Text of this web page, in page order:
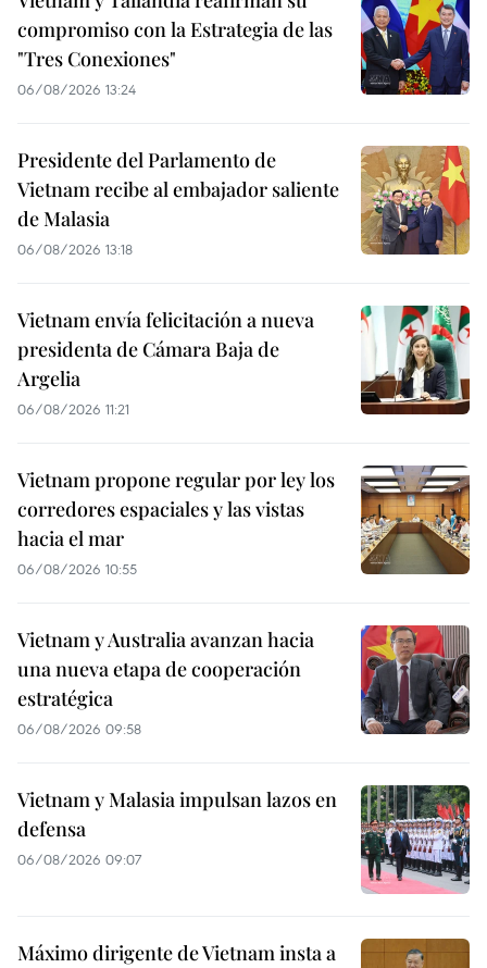
compromiso con la Estrategia de las
"Tres Conexiones"
06/08/2026 13:24
Presidente del Parlamento de
Vietnam recibe al embajador saliente
de Malasia
06/08/2026 13:18
Vietnam envía felicitación a nueva
presidenta de Cámara Baja de
Argelia
06/08/2026 11:21
Vietnam propone regular por ley los
corredores espaciales y las vistas
hacia el mar
06/08/2026 10:55
Vietnam y Australia avanzan hacia
una nueva etapa de cooperación
estratégica
06/08/2026 09:58
Vietnam y Malasia impulsan lazos en
defensa
06/08/2026 09:07
Máximo dirigente de Vietnam insta a